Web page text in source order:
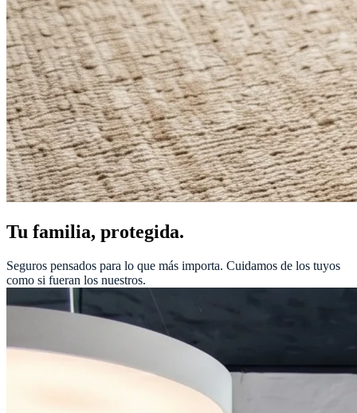
Tu familia, protegida.
Seguros pensados para lo que más importa. Cuidamos de los tuyos
como si fueran los nuestros.